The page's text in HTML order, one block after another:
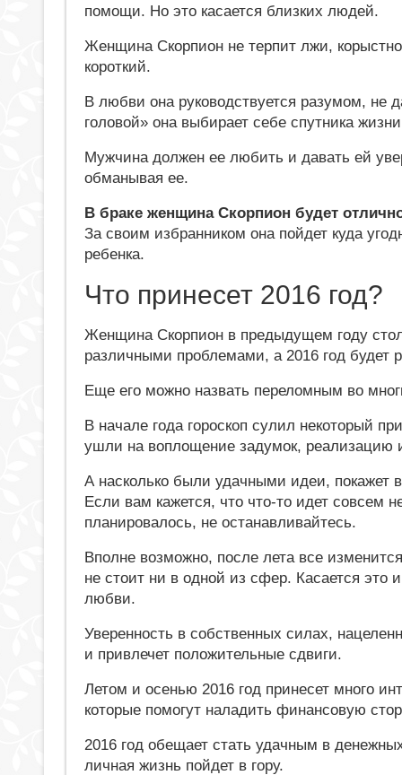
помощи. Но это касается близких людей.
Женщина Скорпион не терпит лжи,
короткий.
В любви она руководствуется разумом, не
головой» она выбирает себе спутника
Мужчина должен ее любить и давать ей
обманывая ее.
В браке женщина Скорпион будет
За своим избранником она пойдет куда
ребенка.
Что принесет 2016 год?
Женщина Скорпион в предыдущем году
различными проблемами, а 2016 год
Еще его можно назвать переломным во
В начале года гороскоп сулил некоторый
ушли на воплощение задумок, реализацию
А насколько были удачными идеи, покажет
Если вам кажется, что что-то идет совсем
планировалось, не останавливайтесь.
Вполне возможно, после лета все
не стоит ни в одной из сфер. Касается это
любви.
Уверенность в собственных силах,
и привлечет положительные сдвиги.
Летом и осенью 2016 год принесет много
которые помогут наладить финансовую
2016 год обещает стать удачным в
личная жизнь пойдет в гору.